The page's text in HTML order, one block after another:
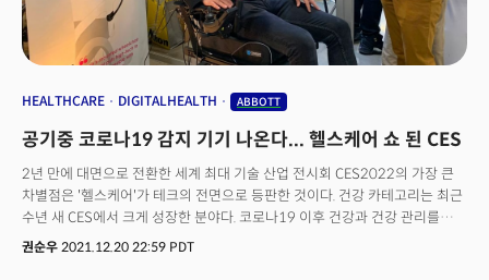
건강한 삶을 살 수 있는 최고의 기회를 줄 수 있다는데 의미가 있다. 집에서
코로나19(COVID-19) 진단 뿐 아니라, 웨어러블 센서를 통해 개인 맞춤형
의료 서비스나 영양 공급 등이 가능해 질 수 있다는 것이다. 포드 회장에
일종의 만성 질환을 앓고 있다. 미국인 두 명 중 한 명은 심장병으로 고통받고
것 만으로는 충분치 않다. 이 질병들은 세계적으로 가장 큰 도전들 중 하나다.
또한 이러한 위협을 멈추는 것은 결코 쉬운 일이 아니다. 하지만 현재 미국의
의료 시스템은 개인의 건강 개선과 치료를 뒷받침하기에 충분치 못하다. 의료
서비스 불균형도 심각하다. 이런 당면 과제를 해결해 나가는 것이 애보트의
비전이라고 포드 회장은 설명했다. 포드 회장은 이날 애보트의 톱클래스
과학자, 엔지니어, 발명가, 그리고 파트너 그룹과 함께 연단에서 의료 분야의
HEALTHCARE DIGITALHEALTH ABBOTT
공기중 코로나19 감지 기기 나온다... 헬스케어 쇼 된 CES
2년 만에 대면으로 전환한 세계 최대 기술 산업 전시회 CES2022의 가장 큰
차별점은 '헬스케어'가 테크의 전면으로 등판한 것이다. 건강 카테고리는 최근
수년 새 CES에서 크게 성장한 분야다. 코로나19 이후 건강과 건강 관리를
위한 혁신 기술들이 속속 등장하면서 '르네상스'라고 불릴 만큼 눈부신 성장을
권순우 2021.12.20 22:59 PDT